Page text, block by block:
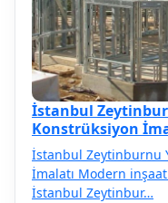
İstanbul
Konstrüksiyon
İstanbul Zeytinburnu
İmalatı Modern
İstanbul Zeytinbur…